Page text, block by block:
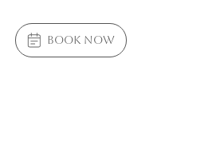
book now